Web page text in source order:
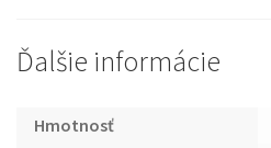
Ďalšie informácie
Hmotnosť